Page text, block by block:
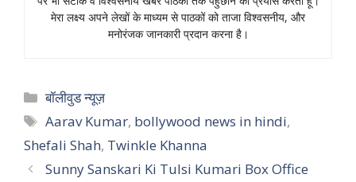
मेरा लक्ष्य अपने लेखों के माध्यम से पाठकों को ताजा विश्वसनीय, और
मनोरंजक जानकारी प्रदान करना है।
Categories
बॉलीवुड न्यूज़
Tags
Aarav Kumar, bollywood news in hindi,
Shefali Shah, Twinkle Khanna
Sunny Sanskari Ki Tulsi Kumari Box Office